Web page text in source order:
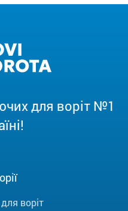
для воріт №1
воріт